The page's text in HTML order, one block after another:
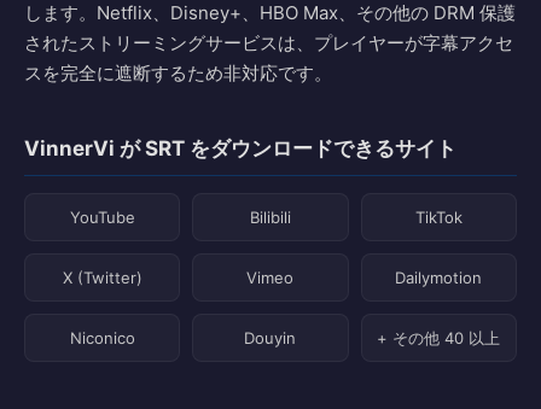
します。Netflix、Disney+、HBO Max、その他の DRM 保護
されたストリーミングサービスは、プレイヤーが字幕アクセ
スを完全に遮断するため非対応です。
VinnerVi が SRT をダウンロードできるサイト
YouTube Bilibili TikTok
X (Twitter) Vimeo Dailymotion
Niconico Douyin + その他 40 以上